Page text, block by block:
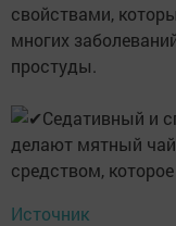
свойствами,
многих
простуды.
Седативный и
делают мятный
средством,
Источник